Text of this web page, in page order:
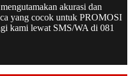
akurasi dan
yang cocok untuk PROMOSI
kami lewat SMS/WA di 081